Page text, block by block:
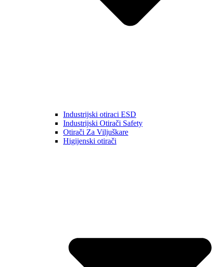
Industrijski otiraci ESD
Industrijski Otirači Safety
Otirači Za Viljuškare
Higijenski otirači